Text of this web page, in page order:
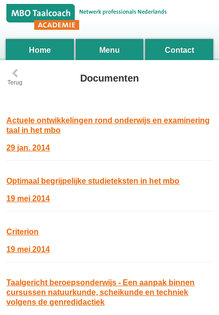
Home Menu Contact
‹
Terug Documenten
Actuele ontwikkelingen rond onderwijs en examinering
taal in het mbo
29 jan. 2014
Optimaal begrijpelijke studieteksten in het mbo
19 mei 2014
Criterion
19 mei 2014
Taalgericht beroepsonderwijs - Een aanpak binnen
cursussen natuurkunde, scheikunde en techniek
volgens de genredidactiek